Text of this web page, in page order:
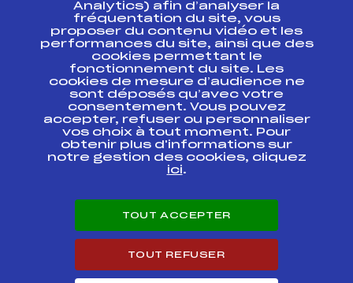
Ressources
Pass’Neige
Projet sportif fédéral
Projet de performance fédéral
Antidopage
Pôle Développement, Formation, Suivi
Scientifique
Listes ministérielles
Pôle vie de l’athlète
Enseignement professionnel
Carrières
Analytics) afin d’analyser la
fréquentation du site, vous
proposer du contenu vidéo et les
performances du site, ainsi que des
cookies permettant le
fonctionnement du site. Les
cookies de mesure d’audience ne
sont déposés qu’avec votre
consentement. Vous pouvez
accepter, refuser ou personnaliser
vos choix à tout moment. Pour
obtenir plus d'informations sur
notre gestion des cookies, cliquez
ici.
TOUT ACCEPTER
TOUT REFUSER